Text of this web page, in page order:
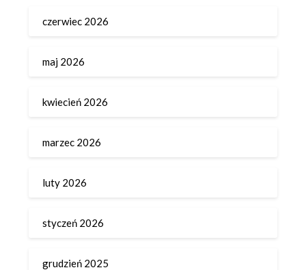
czerwiec 2026
maj 2026
kwiecień 2026
marzec 2026
luty 2026
styczeń 2026
grudzień 2025